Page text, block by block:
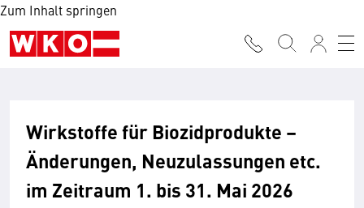
Zum Inhalt springen
Wirkstoffe für Biozidprodukte –
Änderungen, Neuzulassungen etc.
im Zeitraum 1. bis 31. Mai 2026